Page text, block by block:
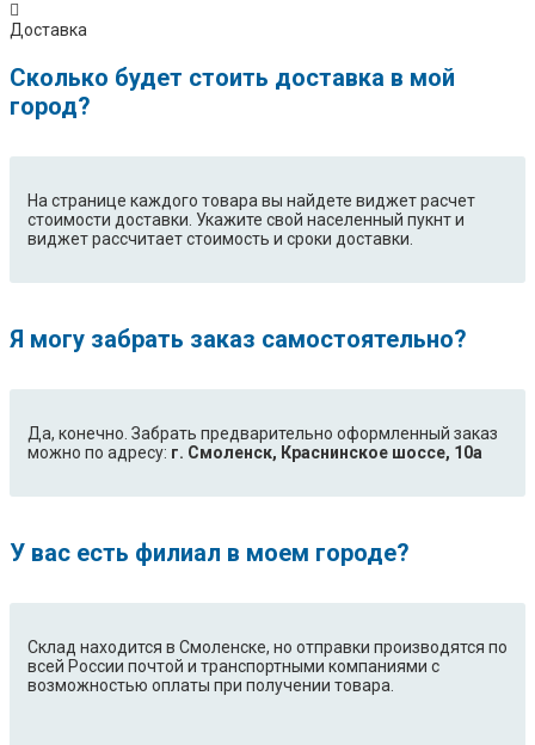
Доставка
Сколько будет стоить доставка в мой
город?
На странице каждого товара вы найдете виджет расчет
стоимости доставки. Укажите свой населенный пукнт и
виджет рассчитает стоимость и сроки доставки.
Я могу забрать заказ самостоятельно?
Да, конечно. Забрать предварительно оформленный заказ
можно по адресу: г. Смоленск, Краснинское шоссе, 10а
У вас есть филиал в моем городе?
Склад находится в Смоленске, но отправки производятся по
всей России почтой и транспортными компаниями с
возможностью оплаты при получении товара.